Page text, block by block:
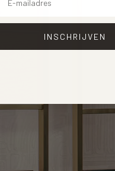
INSCHRIJVEN